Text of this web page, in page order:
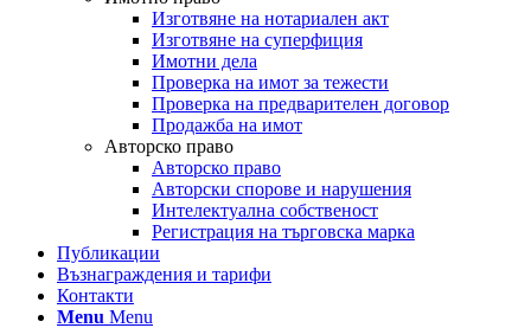
Изготвяне на нотариален акт
Изготвяне на суперфиция
Имотни дела
Проверка на имот за тежести
Проверка на предварителен договор
Продажба на имот
Авторско право
Авторско право
Авторски спорове и нарушения
Интелектуална собственост
Регистрация на търговска марка
Публикации
Възнаграждения и тарифи
Контакти
Menu Menu